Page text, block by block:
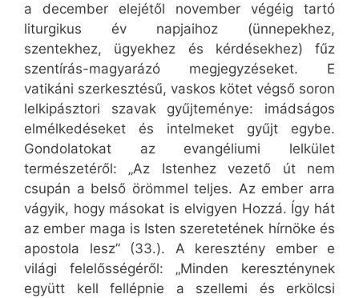
a december elejétől november végéig tartó
liturgikus év napjaihoz (ünnepekhez,
szentekhez, ügyekhez és kérdésekhez) fűz
szentírás-magyarázó megjegyzéseket. E
vatikáni szerkesztésű, vaskos kötet végső soron
lelkipásztori szavak gyűjteménye: imádságos
elmélkedéseket és intelmeket gyűjt egybe.
Gondolatokat az evangéliumi lelkület
természetéről: „Az Istenhez vezető út nem
csupán a belső örömmel teljes. Az ember arra
vágyik, hogy másokat is elvigyen Hozzá. Így hát
az ember maga is Isten szeretetének hírnöke és
apostola lesz” (33.). A keresztény ember e
világi felelősségéről: „Minden kereszténynek
együtt kell fellépnie a szellemi és erkölcsi